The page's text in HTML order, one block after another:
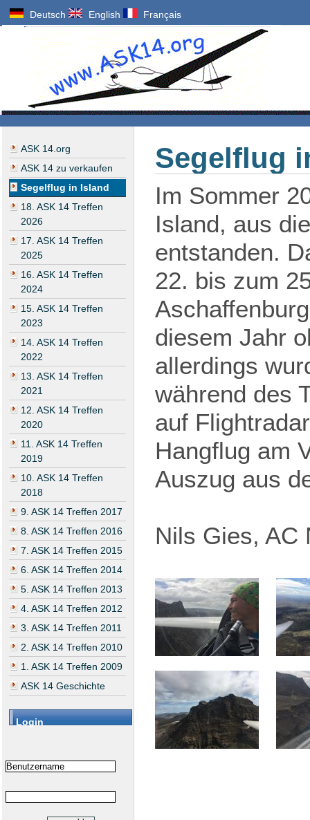
Deutsch English Français
ASK 14.org
ASK 14 zu verkaufen
Segelflug in Island
18. ASK 14 Treffen
2026
17. ASK 14 Treffen
2025
16. ASK 14 Treffen
2024
15. ASK 14 Treffen
2023
14. ASK 14 Treffen
2022
13. ASK 14 Treffen
2021
12. ASK 14 Treffen
2020
11. ASK 14 Treffen
2019
10. ASK 14 Treffen
2018
9. ASK 14 Treffen 2017
8. ASK 14 Treffen 2016
7. ASK 14 Treffen 2015
6. ASK 14 Treffen 2014
5. ASK 14 Treffen 2013
4. ASK 14 Treffen 2012
3. ASK 14 Treffen 2011
2. ASK 14 Treffen 2010
1. ASK 14 Treffen 2009
ASK 14 Geschichte
Login
Segelflug
Im Sommer
Island, aus
entstanden.
22. bis zum
diesem Jahr
allerdings
während des
auf
Hangflug am
Auszug aus
Nils Gies, AC